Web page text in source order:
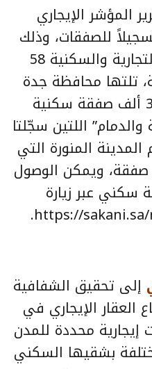
المؤشر الإيجاري
للصفقات، وذلك
بعد أن تجاوزت صفقاتها التجارية والسكنية 58
تلتها محافظة جدة
التي زادت صفقاتها عن 35 ألف صفقة سكنية
اللتين سجّلتا
ثم المدينة المنورة التي
10 آلاف صفقة، ويمكن الوصول
سكني عبر زيارة
إلى تحقيق الشفافية
العقار الإيجاري في
محددة للمدن
بشقيها السكني